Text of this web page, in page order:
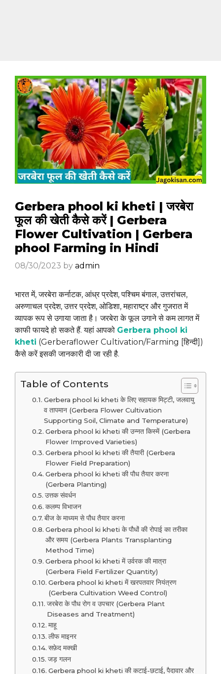
Gerbera phool ki kheti | जरबेरा
फूल की खेती कैसे करें | Gerbera
Flower Cultivation | Gerbera
phool Farming in Hindi
08/30/2023 by admin
भारत में, जरबेरा कर्नाटक, आंध्र प्रदेश, पश्चिम बंगाल, उत्तरांचल,
अरुणाचल प्रदेश, उत्तर प्रदेश, ओडिशा, महाराष्ट्र और गुजरात में
व्यापक रूप से उगाया जाता है। जरबेरा के फूल उगाने से कम लागत में
काफी फायदे हो सकते हैं. यहां आपको Gerbera phool ki
kheti (Gerberaflower Cultivation/Farming [हिन्दी])
कैसे करें इसकी जानकारी दी जा रही है.
Table of Contents
Gerbera phool ki kheti के लिए सहायक मिट्टी, जलवायु
व तापमान (Gerbera Flower Cultivation
Supporting Soil, Climate and Temperature)
Gerbera phool ki kheti की उन्नत किस्में (Gerbera
Flower Improved Varieties)
Gerbera phool ki kheti की तैयारी (Gerbera
Flower Field Preparation)
Gerbera phool ki kheti की पौध तैयार करना
(Gerbera Planting)
उत्तक संवर्धन
कलम्प विभाजन
बीज के माध्यम से पौध तैयार करना
Gerbera phool ki kheti के पौधों की रोपाई का तरीका
और समय (Gerbera Plants Transplanting
Method Time)
Gerbera phool ki kheti में उर्वरक की मात्रा
(Gerbera Field Fertilizer Quantity)
Gerbera phool ki kheti में खरपतवार नियंत्रण
(Gerbera Cultivation Weed Control)
जरबेरा के पौध रोग व उपचार (Gerbera Plant
Diseases and Treatment)
माहू
लीफ माइनर
सफ़ेद मक्खी
जड़ गलन
Gerbera phool ki kheti की कटाई-छटाई, पैदावार और